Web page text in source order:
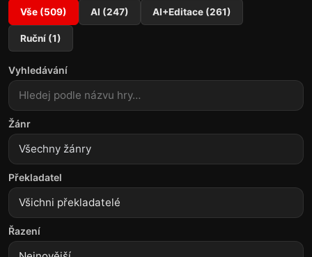
Vše (509) AI (247) AI+Editace (261)
Ruční (1)
Vyhledávání
Žánr
Všechny žánry
Překladatel
Řazení